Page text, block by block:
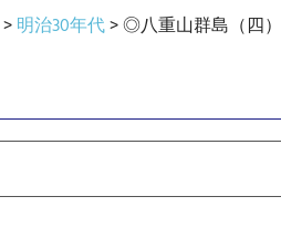
>明治30年代>◎八重山群島（四）